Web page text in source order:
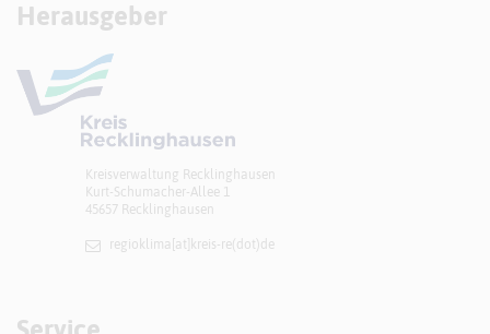
Herausgeber
Kreisverwaltung Recklinghausen
Kurt-Schumacher-Allee 1
45657 Recklinghausen
regioklima[at]​kreis-re(dot)de